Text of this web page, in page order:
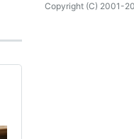
Copyright (C) 2001-